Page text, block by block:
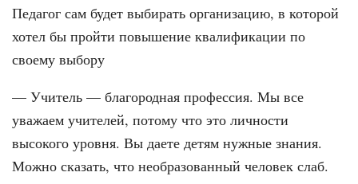
Педагог сам будет выбирать организацию, в которой
хотел бы пройти повышение квалификации по
своему выбору
— Учитель — благородная профессия. Мы все
уважаем учителей, потому что это личности
высокого уровня. Вы даете детям нужные знания.
Можно сказать, что необразованный человек слаб.